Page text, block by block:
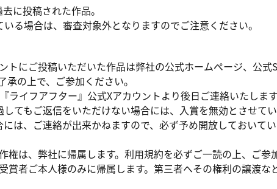
に投稿された作品。
いる場合は、審査対象外となりますのでご注意ください。
トにご投稿いただいた作品は弊社の公式ホームページ、公式
承の上で、ご参加ください。
ライフアフター』公式Xアカウントより後日ご連絡いたします
してもご返信をいただけない場合には、入賞を無効とさせてい
には、ご連絡が出来かねますので、必ず予め開放しておいて
権は、弊社に帰属します。利用規約を必ずご一読の上、ご参
賞者ご本人様のみに帰属します。第三者へその権利の譲渡な